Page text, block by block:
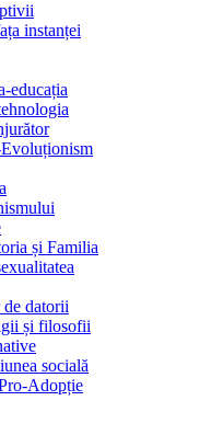
instanței
educația
și Familia
datorii
și filosofii
socială
Adopție